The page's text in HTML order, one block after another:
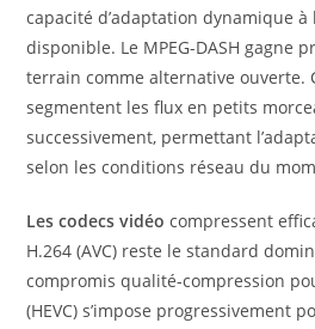
capacité d’adaptation dynamique
disponible. Le MPEG-DASH gagne
terrain comme alternative ouverte.
segmentent les flux en petits
successivement, permettant
selon les conditions réseau du
Les codecs vidéo compressent
H.264 (AVC) reste le standard
compromis qualité-compression
(HEVC) s’impose progressivement